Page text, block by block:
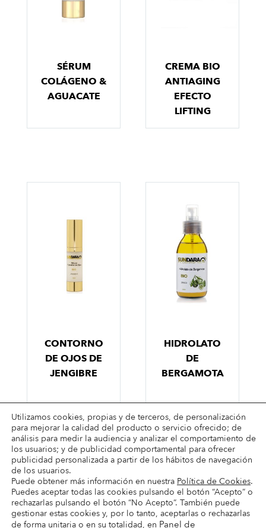
SÉRUM
COLÁGENO &
AGUACATE
CREMA BIO
ANTIAGING
EFECTO
LIFTING
CONTORNO
DE OJOS DE
JENGIBRE
HIDROLATO
DE
BERGAMOTA
Términos & condiciones
Condiciones de envío
Utilizamos cookies, propias y de terceros, de personalización
para mejorar la calidad del producto o servicio ofrecido; de
análisis para medir la audiencia y analizar el comportamiento de
los usuarios; y de publicidad comportamental para ofrecer
publicidad personalizada a partir de los hábitos de navegación
de los usuarios.
Puede obtener más información en nuestra Política de Cookies.
Puedes aceptar todas las cookies pulsando el botón “Acepto” o
rechazarlas pulsando el botón “No Acepto”. También puede
gestionar estas cookies y, por lo tanto, aceptarlas o rechazarlas
de forma unitaria o en su totalidad, en Panel de